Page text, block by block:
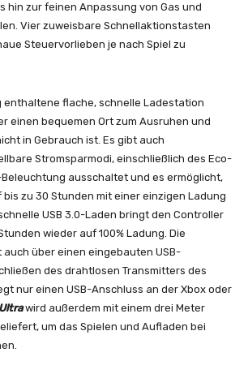
hin zur feinen Anpassung von Gas und
Vier zuweisbare Schnellaktionstasten
Steuervorlieben je nach Spiel zu
enthaltene flache, schnelle Ladestation
einen bequemen Ort zum Ausruhen und
in Gebrauch ist. Es gibt auch
Stromsparmodi, einschließlich des Eco-
Beleuchtung ausschaltet und es ermöglicht,
zu 30 Stunden mit einer einzigen Ladung
USB 3.0-Laden bringt den Controller
wieder auf 100% Ladung. Die
über einen eingebauten USB-
des drahtlosen Transmitters des
nur einen USB-Anschluss an der Xbox oder
wird außerdem mit einem drei Meter
um das Spielen und Aufladen bei